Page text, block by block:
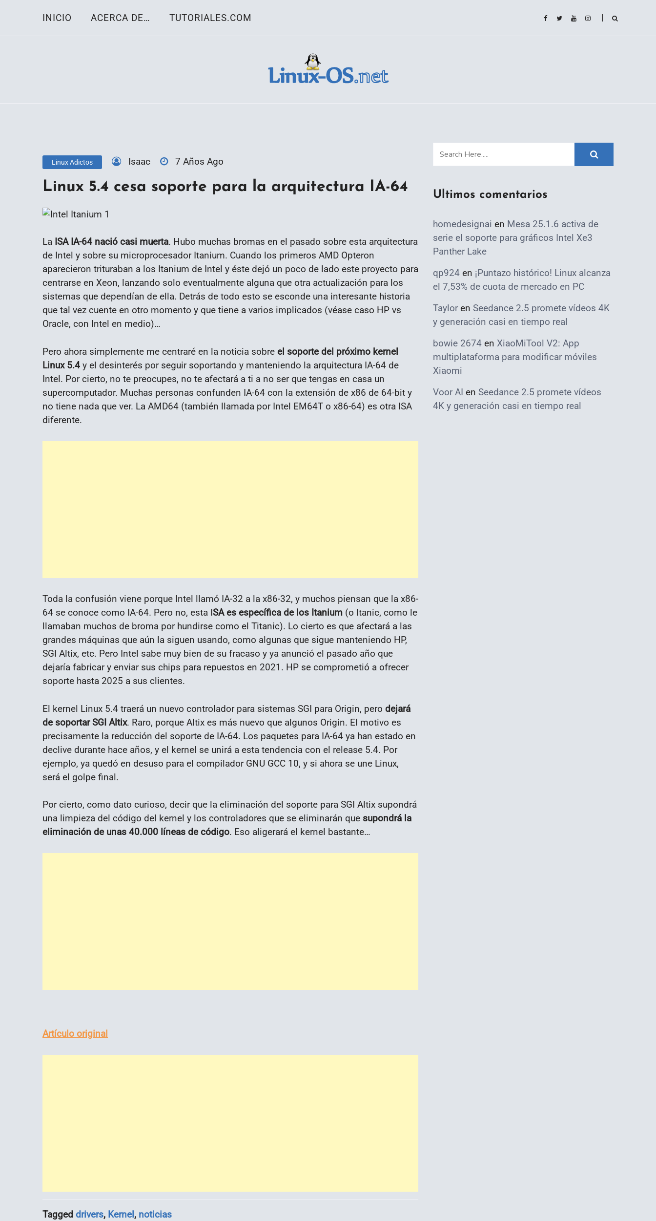
INICIO ACERCA DE… TUTORIALES.COM
Linux Adictos Isaac 7 Años Ago
Linux 5.4 cesa soporte para la arquitectura IA-64
La ISA IA-64 nació casi muerta. Hubo muchas bromas en el pasado sobre esta arquitectura
de Intel y sobre su microprocesador Itanium. Cuando los primeros AMD Opteron
aparecieron trituraban a los Itanium de Intel y éste dejó un poco de lado este proyecto para
centrarse en Xeon, lanzando solo eventualmente alguna que otra actualización para los
sistemas que dependían de ella. Detrás de todo esto se esconde una interesante historia
que tal vez cuente en otro momento y que tiene a varios implicados (véase caso HP vs
Oracle, con Intel en medio)…
Pero ahora simplemente me centraré en la noticia sobre el soporte del próximo kernel
Linux 5.4 y el desinterés por seguir soportando y manteniendo la arquitectura IA-64 de
Intel. Por cierto, no te preocupes, no te afectará a ti a no ser que tengas en casa un
supercomputador. Muchas personas confunden IA-64 con la extensión de x86 de 64-bit y
no tiene nada que ver. La AMD64 (también llamada por Intel EM64T o x86-64) es otra ISA
diferente.
Toda la confusión viene porque Intel llamó IA-32 a la x86-32, y muchos piensan que la x86-
64 se conoce como IA-64. Pero no, esta ISA es específica de los Itanium (o Itanic, como le
llamaban muchos de broma por hundirse como el Titanic). Lo cierto es que afectará a las
grandes máquinas que aún la siguen usando, como algunas que sigue manteniendo HP,
SGI Altix, etc. Pero Intel sabe muy bien de su fracaso y ya anunció el pasado año que
dejaría fabricar y enviar sus chips para repuestos en 2021. HP se comprometió a ofrecer
soporte hasta 2025 a sus clientes.
El kernel Linux 5.4 traerá un nuevo controlador para sistemas SGI para Origin, pero dejará
de soportar SGI Altix. Raro, porque Altix es más nuevo que algunos Origin. El motivo es
precisamente la reducción del soporte de IA-64. Los paquetes para IA-64 ya han estado en
declive durante hace años, y el kernel se unirá a esta tendencia con el release 5.4. Por
ejemplo, ya quedó en desuso para el compilador GNU GCC 10, y si ahora se une Linux,
será el golpe final.
Por cierto, como dato curioso, decir que la eliminación del soporte para SGI Altix supondrá
una limpieza del código del kernel y los controladores que se eliminarán que supondrá la
eliminación de unas 40.000 líneas de código. Eso aligerará el kernel bastante…
Artículo original
Tagged drivers, Kernel, noticias
Ultimos comentarios
homedesignai en Mesa 25.1.6 activa de
serie el soporte para gráficos Intel Xe3
Panther Lake
qp924 en ¡Puntazo histórico! Linux alcanza
el 7,53% de cuota de mercado en PC
Taylor en Seedance 2.5 promete vídeos 4K
y generación casi en tiempo real
bowie 2674 en XiaoMiTool V2: App
multiplataforma para modificar móviles
Xiaomi
Voor AI en Seedance 2.5 promete vídeos
4K y generación casi en tiempo real